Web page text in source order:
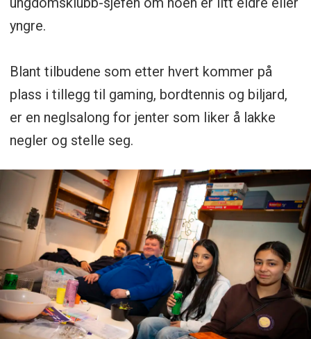
yngre.
Blant tilbudene som etter hvert kommer på
plass i tillegg til gaming, bordtennis og biljard,
er en neglsalong for jenter som liker å lakke
negler og stelle seg.